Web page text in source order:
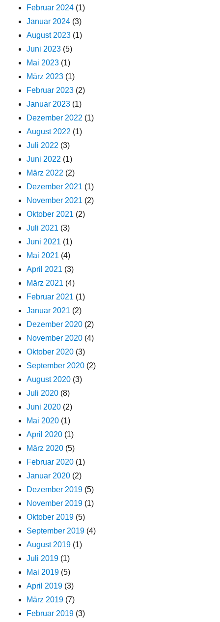
Februar 2024 (1)
Januar 2024 (3)
August 2023 (1)
Juni 2023 (5)
Mai 2023 (1)
März 2023 (1)
Februar 2023 (2)
Januar 2023 (1)
Dezember 2022 (1)
August 2022 (1)
Juli 2022 (3)
Juni 2022 (1)
März 2022 (2)
Dezember 2021 (1)
November 2021 (2)
Oktober 2021 (2)
Juli 2021 (3)
Juni 2021 (1)
Mai 2021 (4)
April 2021 (3)
März 2021 (4)
Februar 2021 (1)
Januar 2021 (2)
Dezember 2020 (2)
November 2020 (4)
Oktober 2020 (3)
September 2020 (2)
August 2020 (3)
Juli 2020 (8)
Juni 2020 (2)
Mai 2020 (1)
April 2020 (1)
März 2020 (5)
Februar 2020 (1)
Januar 2020 (2)
Dezember 2019 (5)
November 2019 (1)
Oktober 2019 (5)
September 2019 (4)
August 2019 (1)
Juli 2019 (1)
Mai 2019 (5)
April 2019 (3)
März 2019 (7)
Februar 2019 (3)